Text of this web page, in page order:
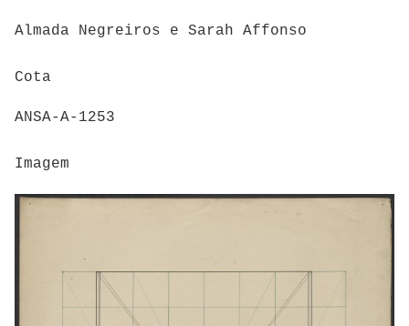
Almada Negreiros e Sarah Affonso
Cota
ANSA-A-1253
Imagem